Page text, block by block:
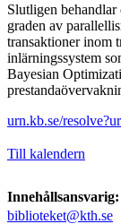
Slutligen behandlar
graden av
transaktioner inom
inlärningssystem
Bayesian
urn.kb.se/
Till kalendern
Innehållsansvarig:
biblioteket@kth.se